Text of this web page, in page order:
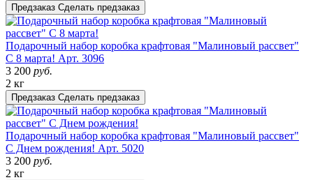
Предзаказ Сделать предзаказ
Подарочный набор коробка крафтовая "Малиновый рассвет"
С 8 марта! Арт. 3096
3 200 руб.
2 кг
Предзаказ Сделать предзаказ
Подарочный набор коробка крафтовая "Малиновый рассвет"
С Днем рождения! Арт. 5020
3 200 руб.
2 кг